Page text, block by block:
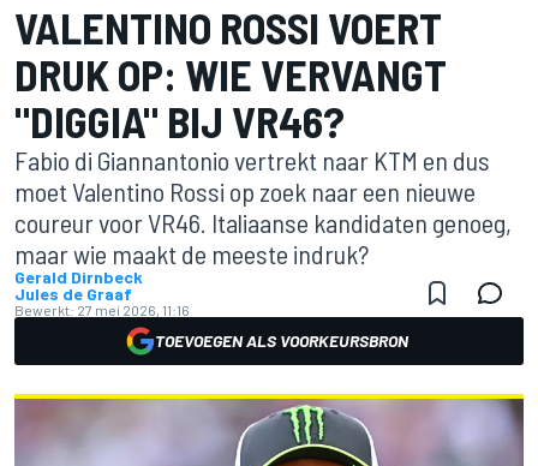
VALENTINO ROSSI VOERT
DRUK OP: WIE VERVANGT
"DIGGIA" BIJ VR46?
Fabio di Giannantonio vertrekt naar KTM en dus
moet Valentino Rossi op zoek naar een nieuwe
coureur voor VR46. Italiaanse kandidaten genoeg,
maar wie maakt de meeste indruk?
Gerald Dirnbeck
Jules de Graaf
Bewerkt: 27 mei 2026, 11:16
TOEVOEGEN ALS VOORKEURSBRON